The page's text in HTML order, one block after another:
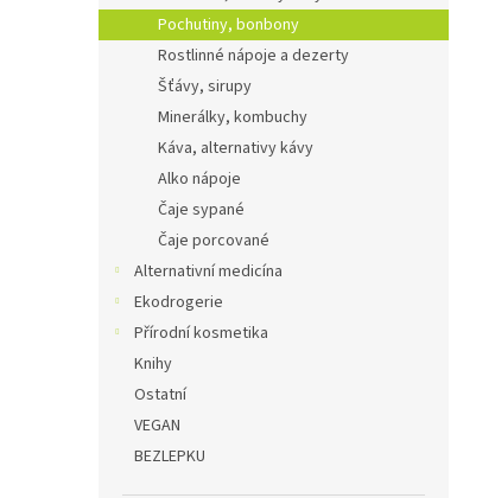
Pochutiny, bonbony
Rostlinné nápoje a dezerty
Šťávy, sirupy
Minerálky, kombuchy
Káva, alternativy kávy
Alko nápoje
Čaje sypané
Čaje porcované
Alternativní medicína
Ekodrogerie
Přírodní kosmetika
Knihy
Ostatní
VEGAN
BEZLEPKU